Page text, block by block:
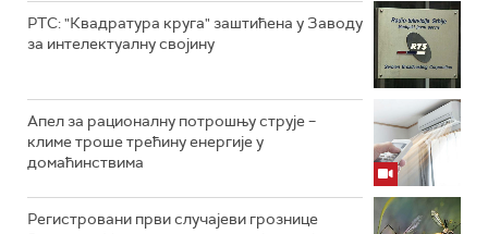
РТС: "Квадратура круга" заштићена у Заводу
за интелектуалну својину
Апел за рационалну потрошњу струје –
климе троше трећину енергије у
домаћинствима
Регистровани први случајеви грознице